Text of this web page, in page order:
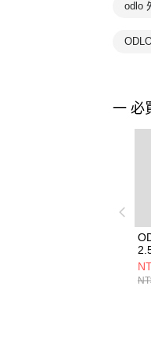
odlo
一 必